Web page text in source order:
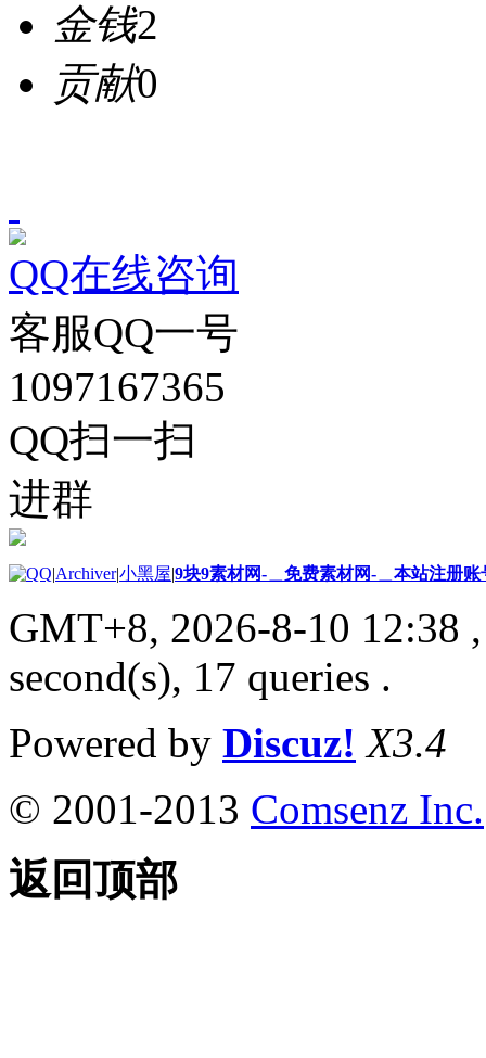
金钱2
贡献0
QQ在线咨询
客服QQ一号
1097167365
QQ扫一扫
进群
|Archiver|小黑屋|9块9素材网-＿免费素材网-＿本站注册账
GMT+8, 2026-8-10 12:38
second(s), 17 queries .
Powered by Discuz! X3.4
© 2001-2013 Comsenz Inc.
返回顶部